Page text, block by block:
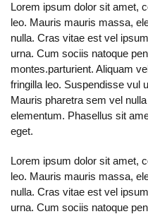
Lorem ipsum dolor sit amet,
leo. Mauris mauris massa,
nulla. Cras vitae est vel
urna. Cum sociis natoque
montes.parturient. Aliquam
fringilla leo. Suspendisse vul
Mauris pharetra sem vel
elementum. Phasellus sit
eget.
Lorem ipsum dolor sit amet,
leo. Mauris mauris massa,
nulla. Cras vitae est vel
urna. Cum sociis natoque